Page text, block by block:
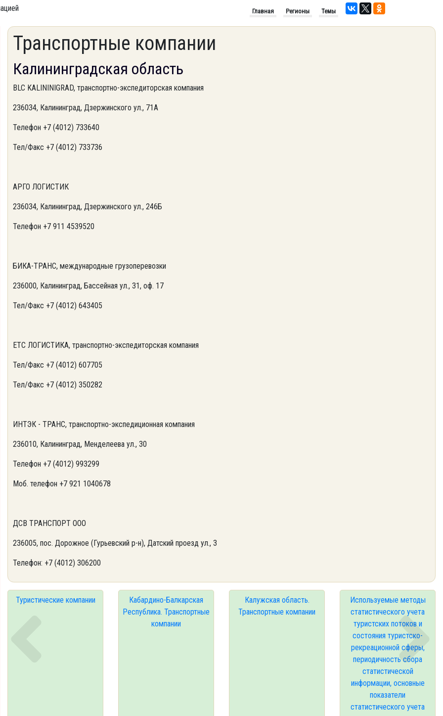
Главная Регионы Темы
Транспортные компании
Калининградская область
BLC KALININIGRAD, транспортно-экспедиторская компания
236034, Калининград, Дзержинского ул., 71А
Телефон +7 (4012) 733640
Тел/Факс +7 (4012) 733736
АРГО ЛОГИСТИК
236034, Калининград, Дзержинского ул., 246Б
Телефон +7 911 4539520
БИКА-ТРАНС, международные грузоперевозки
236000, Калининград, Бассейная ул., 31, оф. 17
Тел/Факс +7 (4012) 643405
ЕТС ЛОГИСТИКА, транспортно-экспедиторская компания
Тел/Факс +7 (4012) 607705
Тел/Факс +7 (4012) 350282
ИНТЭК - ТРАНС, транспортно-экспедиционная компания
236010, Калининград, Менделеева ул., 30
Телефон +7 (4012) 993299
Моб. телефон +7 921 1040678
ДСВ ТРАНСПОРТ ООО
236005, пос. Дорожное (Гурьевский р-н), Датский проезд ул., 3
Телефон: +7 (4012) 306200
Туристические компании
Кабардино-Балкарская
Республика. Транспортные
компании
Калужская область.
Транспортные компании
Используемые методы
статистического учета
туристских потоков и
состояния туристско-
рекреационной сферы,
периодичность сбора
статистической
информации, основные
показатели
статистического учета